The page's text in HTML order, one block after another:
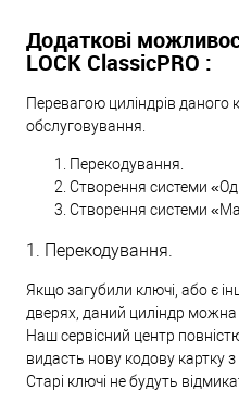
Додаткові
LOCK ClassicPRO :
Перевагою циліндрів даного
обслуговування.
Перекодування.
Створення системи
Створення системи
1. Перекодування.
Якщо загубили ключі, або є
дверях, даний циліндр можна
Наш сервісний центр
видасть нову кодову картку
Старі ключі не будуть